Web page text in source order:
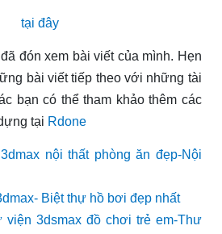
tại đây
đón xem bài viết của mình. Hẹn
bài viết tiếp theo với những tài
bạn có thể tham khảo thêm các
tại Rdone
nội thất phòng ăn đẹp-Nội
Biệt thự hồ bơi đẹp nhất
viện 3dsmax đồ chơi trẻ em-Thư